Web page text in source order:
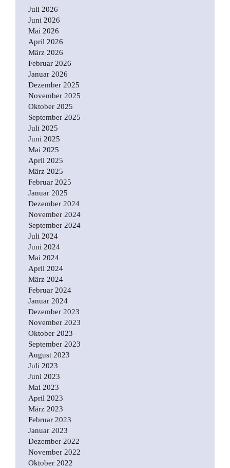
Juli 2026
Juni 2026
Mai 2026
April 2026
März 2026
Februar 2026
Januar 2026
Dezember 2025
November 2025
Oktober 2025
September 2025
Juli 2025
Juni 2025
Mai 2025
April 2025
März 2025
Februar 2025
Januar 2025
Dezember 2024
November 2024
September 2024
Juli 2024
Juni 2024
Mai 2024
April 2024
März 2024
Februar 2024
Januar 2024
Dezember 2023
November 2023
Oktober 2023
September 2023
August 2023
Juli 2023
Juni 2023
Mai 2023
April 2023
März 2023
Februar 2023
Januar 2023
Dezember 2022
November 2022
Oktober 2022